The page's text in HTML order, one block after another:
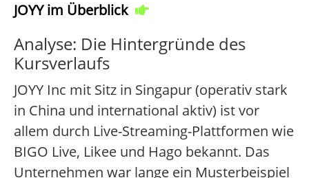
JOYY im Überblick
Analyse: Die Hintergründe des
Kursverlaufs
JOYY Inc mit Sitz in Singapur (operativ stark
in China und international aktiv) ist vor
allem durch Live-Streaming-Plattformen wie
BIGO Live, Likee und Hago bekannt. Das
Unternehmen war lange ein Musterbeispiel